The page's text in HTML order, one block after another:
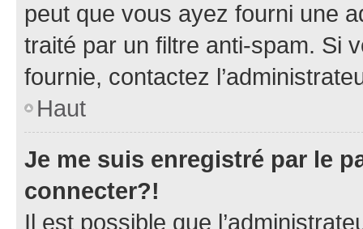
peut que vous ayez fourni une
traité par un filtre anti-spam. Si
fournie, contactez
Haut
Je me suis enregistré par le
connecter?!
Il est possible que